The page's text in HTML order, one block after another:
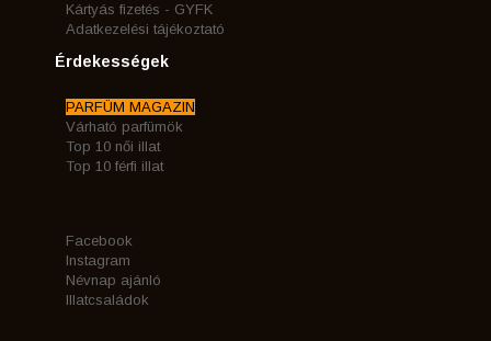
Kártyás fizetés - GYFK
Adatkezelési tájékoztató
Érdekességek
PARFÜM MAGAZIN
Várható parfümök
Top 10 női illat
Top 10 férfi illat
Facebook
Instagram
Névnap ajánló
Illatcsaládok